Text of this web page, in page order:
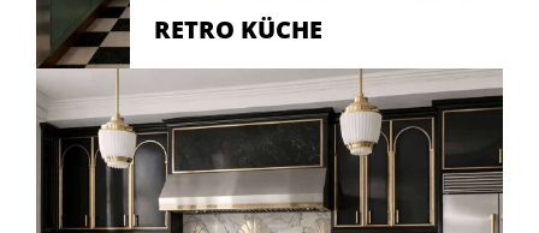
RETRO KÜCHE